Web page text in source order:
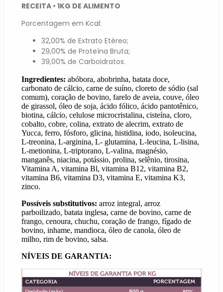
RECEITA • 1KG DE ALIMENTO
Porcentagem em Kcal:
32,00% de Extrato Etéreo;
29,00% de Proteína Bruta;
39,00% de Carboidratos.
Ingredientes: abóbora, abobrinha, batata doce,
carbonato de cálcio, carne de suíno, cloreto de sódio (sal
comum), coração de bovino, farelo de aveia, couve, óleo
de girassol, óleo de soja, ácido fólico, ácido pantotênico,
biotina, cálcio, celulose microcristalina, cisteína, cloro,
cobalto, cobre, colina, extrato de alecrim, extrato de
Yucca, ferro, fósforo, glicina, histidina, iodo, isoleucina,
L-treonina, L-arginina, L- glutamina, L-leucina, L-lisina,
L-metionina, L-triptorano, L-valina, magnésio,
manganês, niacina, potássio, prolina, selênio, tirosina,
Vitamina A, vitamina Bl, vitamina B12, vitamina B2,
vitamina B6, vitamina D3, vitamina E, vitamina K3,
zinco.
Possíveis substitutivos: arroz integral, arroz
parboilizado, batata inglesa, carne de bovino, carne de
frango, cenoura, chuchu, coração de frango, fígado de
bovino, inhame, mandioca, óleo de canola, óleo de
milho, rim de bovino, salsa.
NÍVEIS DE GARANTIA: